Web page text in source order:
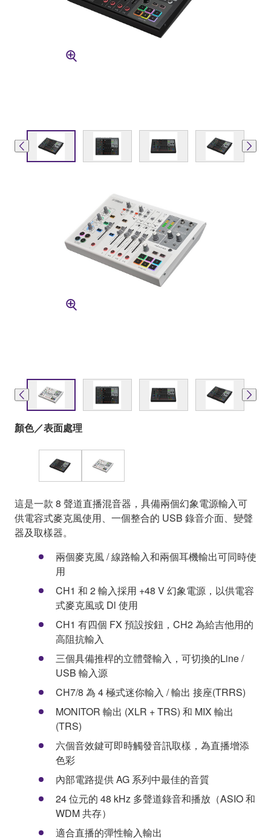
顏色／表面處理
這是一款 8 聲道直播混音器，具備兩個幻象電源輸入可
供電容式麥克風使用、一個整合的 USB 錄音介面、變聲
器及取樣器。
兩個麥克風 / 線路輸入和兩個耳機輸出可同時使
用
CH1 和 2 輸入採用 +48 V 幻象電源，以供電容
式麥克風或 Dl 使用
CH1 有四個 FX 預設按鈕，CH2 為給吉他用的
高阻抗輸入
三個具備推桿的立體聲輸入，可切換的Line /
USB 輸入源
CH7/8 為 4 極式迷你輸入 / 輸出 接座(TRRS)
MONITOR 輸出 (XLR + TRS) 和 MIX 輸出
(TRS)
六個音效鍵可即時觸發音訊取樣，為直播增添
色彩
內部電路提供 AG 系列中最佳的音質
24 位元的 48 kHz 多聲道錄音和播放（ASIO 和
WDM 共存）
適合直播的彈性輸入輸出